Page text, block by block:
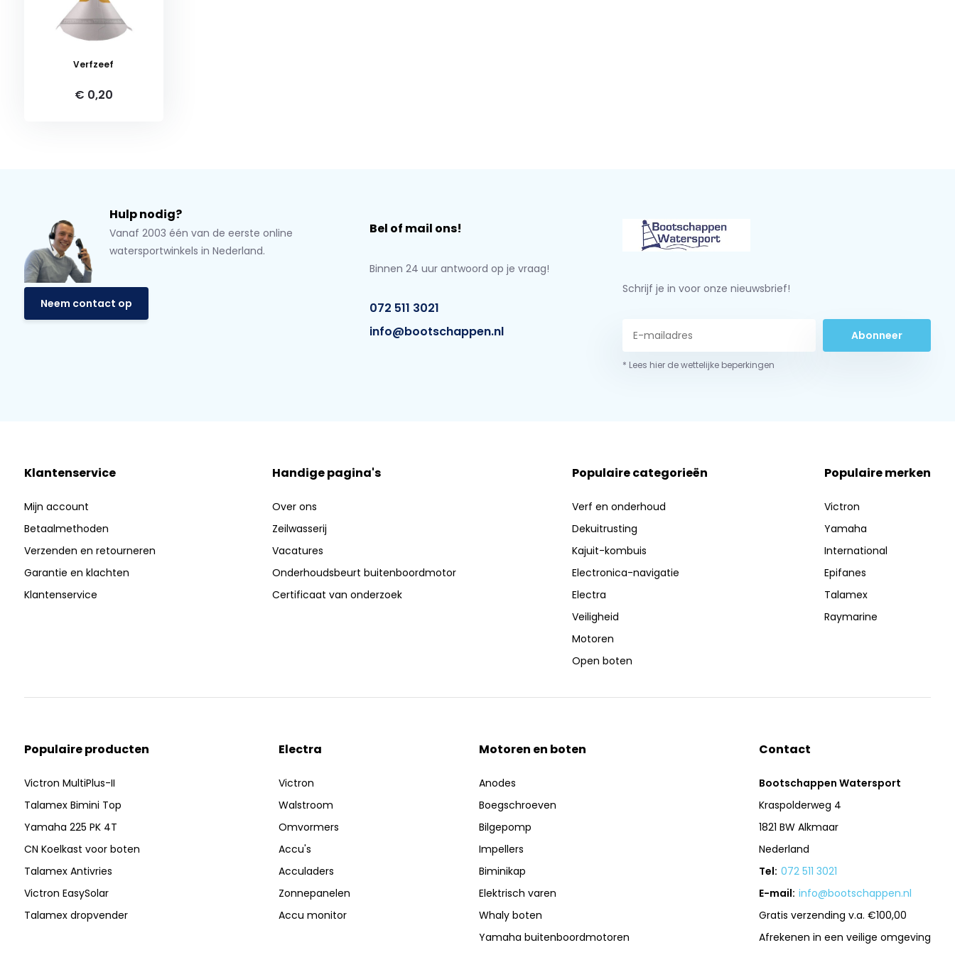
Verfzeef
€ 0,20
Hulp nodig?
Vanaf 2003 één van de eerste online
watersportwinkels in Nederland.
Neem contact op
Bel of mail ons!
Binnen 24 uur antwoord op je vraag!
072 511 3021
info@bootschappen.nl
Schrijf je in voor onze nieuwsbrief!
Abonneer
* Lees hier de wettelijke beperkingen
Klantenservice
Mijn account
Betaalmethoden
Verzenden en retourneren
Garantie en klachten
Klantenservice
Handige pagina's
Over ons
Zeilwasserij
Vacatures
Onderhoudsbeurt buitenboordmotor
Certificaat van onderzoek
Populaire categorieën
Verf en onderhoud
Dekuitrusting
Kajuit-kombuis
Electronica-navigatie
Electra
Veiligheid
Motoren
Open boten
Populaire merken
Victron
Yamaha
International
Epifanes
Talamex
Raymarine
Populaire producten
Victron MultiPlus-II
Talamex Bimini Top
Yamaha 225 PK 4T
CN Koelkast voor boten
Talamex Antivries
Victron EasySolar
Talamex dropvender
Electra
Victron
Walstroom
Omvormers
Accu's
Acculaders
Zonnepanelen
Accu monitor
Motoren en boten
Anodes
Boegschroeven
Bilgepomp
Impellers
Biminikap
Elektrisch varen
Whaly boten
Yamaha buitenboordmotoren
Contact
Bootschappen Watersport
Kraspolderweg 4
1821 BW Alkmaar
Nederland
Tel: 072 511 3021
E-mail: info@bootschappen.nl
Gratis verzending v.a. €100,00
Afrekenen in een veilige omgeving